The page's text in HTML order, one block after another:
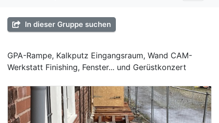
In dieser Gruppe suchen
GPA-Rampe, Kalkputz Eingangsraum, Wand CAM-
Werkstatt Finishing, Fenster... und Gerüstkonzert